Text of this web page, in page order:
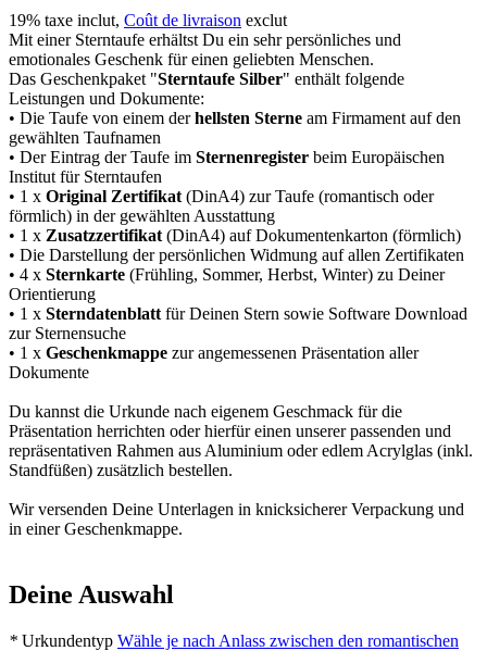
19% taxe inclut, Coût de livraison exclut
Mit einer Sterntaufe erhältst Du ein sehr persönliches und
emotionales Geschenk für einen geliebten Menschen.
Das Geschenkpaket "Sterntaufe Silber" enthält folgende
Leistungen und Dokumente:
• Die Taufe von einem derhellsten Sterne am Firmament auf den
gewählten Taufnamen
• Der Eintrag der Taufe im Sternenregister beim Europäischen
Institut für Sterntaufen
• 1 x Original Zertifikat (DinA4) zur Taufe (romantisch oder
förmlich) in der gewählten Ausstattung
• 1 x Zusatzzertifikat (DinA4) auf Dokumentenkarton (förmlich)
• Die Darstellung der persönlichen Widmung auf allen Zertifikaten
• 4 x Sternkarte (Frühling, Sommer, Herbst, Winter) zu Deiner
Orientierung
• 1 x Sterndatenblatt für Deinen Stern sowie Software Download
zur Sternensuche
• 1 x Geschenkmappe zur angemessenen Präsentation aller
Dokumente
Du kannst die Urkunde nach eigenem Geschmack für die
Präsentation herrichten oder hierfür einen unserer passenden und
repräsentativen Rahmen aus Aluminium oder edlem Acrylglas (inkl.
Standfüßen) zusätzlich bestellen.
Wir versenden Deine Unterlagen in knicksicherer Verpackung und
in einer Geschenkmappe.
Deine Auswahl
* Urkundentyp Wähle je nach Anlass zwischen den romantischen